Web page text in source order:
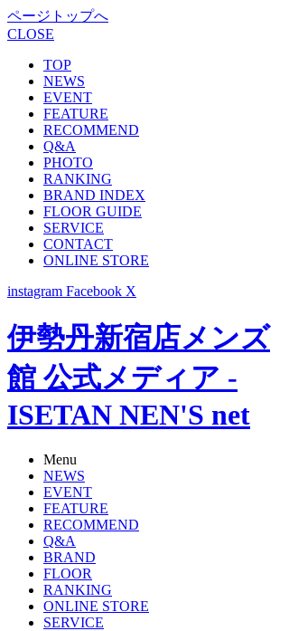
ページトップへ
CLOSE
TOP
NEWS
EVENT
FEATURE
RECOMMEND
Q&A
PHOTO
RANKING
BRAND INDEX
FLOOR GUIDE
SERVICE
CONTACT
ONLINE STORE
instagram Facebook X
伊勢丹新宿店メンズ
館 公式メディア -
ISETAN NEN'S net
Menu
NEWS
EVENT
FEATURE
RECOMMEND
Q&A
BRAND
FLOOR
RANKING
ONLINE STORE
SERVICE